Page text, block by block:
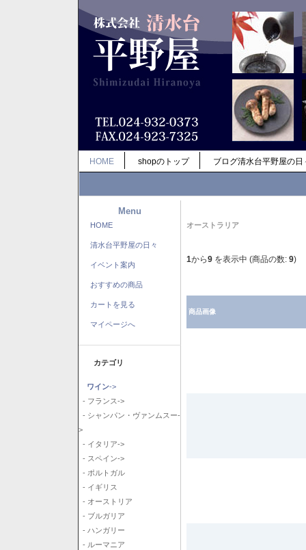
HOME shopのトップ ブログ清水台平野屋の日
Menu
HOME
清水台平野屋の日々
イベント案内
おすすめの商品
カートを見る
マイページへ
カテゴリ
ワイン->
- フランス->
- シャンパン・ヴァンムスー-
>
- イタリア->
- スペイン->
- ポルトガル
- イギリス
- オーストリア
- ブルガリア
- ハンガリー
- ルーマニア
オーストラリア
1から9 を表示中 (商品の数: 9)
商品画像